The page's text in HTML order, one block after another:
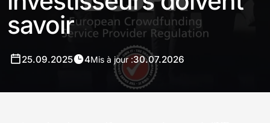
savoir
25.09.2025 4Mis à jour :30.07.2026